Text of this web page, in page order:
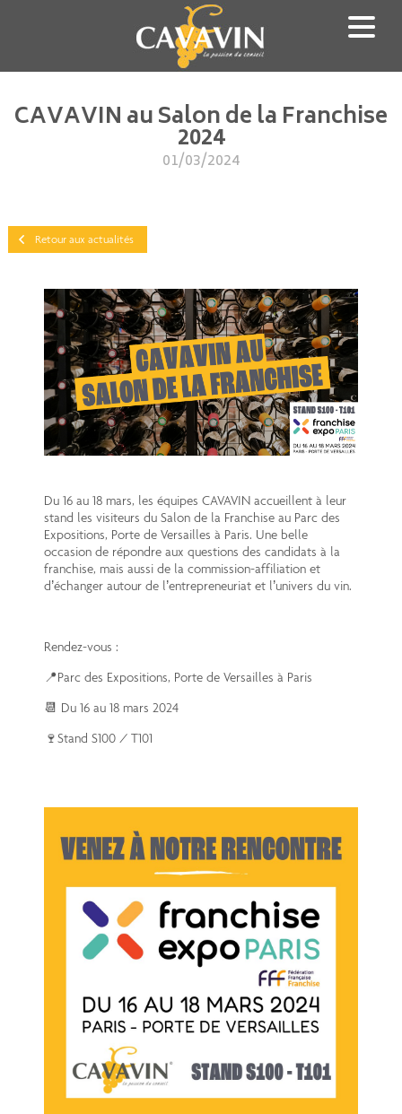
CAVAVIN au Salon de la Franchise
2024
01/03/2024
Retour aux actualités
Du 16 au 18 mars, les équipes CAVAVIN accueillent à leur
stand les visiteurs du Salon de la Franchise au Parc des
Expositions, Porte de Versailles à Paris. Une belle
occasion de répondre aux questions des candidats à la
franchise, mais aussi de la commission-affiliation et
d’échanger autour de l’entrepreneuriat et l’univers du vin.
Rendez-vous :
📍Parc des Expositions, Porte de Versailles à Paris
📆 Du 16 au 18 mars 2024
🍷Stand S100 / T101